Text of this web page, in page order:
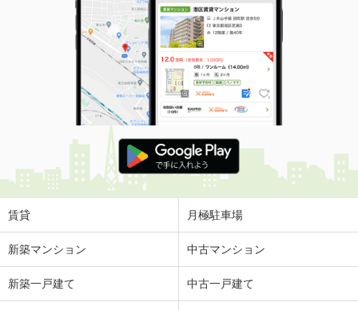
賃貸 月極駐車場
新築マンション 中古マンション
新築一戸建て 中古一戸建て